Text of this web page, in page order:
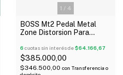
1 / 4
BOSS Mt2 Pedal Metal
Zone Distorsion Para
6 cuotas sin interés de$64.166,67
$385.000,00
$346.500,00 con Transferencia o